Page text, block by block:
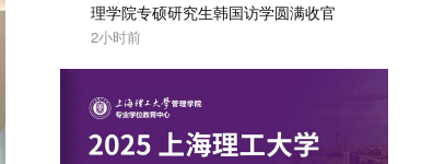
理学院专硕研究生韩国访学圆满收官
2小时前